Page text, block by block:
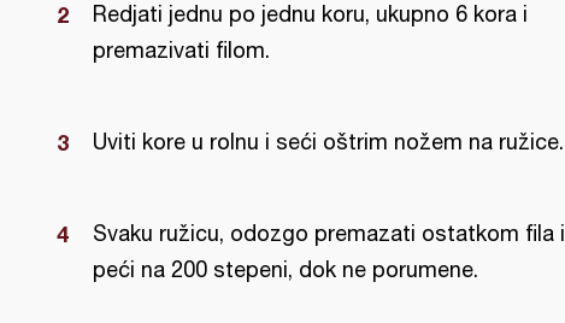
Redjati jednu po jednu koru, ukupno 6 kora i
premazivati filom.
Uviti kore u rolnu i seći oštrim nožem na ružice.
Svaku ružicu, odozgo premazati ostatkom fila i
peći na 200 stepeni, dok ne porumene.